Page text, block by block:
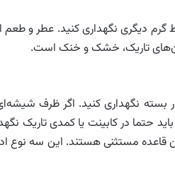
گرم دیگری نگهداری کنید. عطر و
تاریک، خشک و خنک است.
نگهداری کنید. اگر ظرف
حتما در کابینت یا کمدی تاریک
قاعده مستثنی هستند. این سه نوع